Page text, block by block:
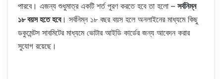
পারবে। এজন্য শুধুমাত্র একটি শর্ত পূরণ করতে হবে তা হলো – সর্বনিম্ন
১৮ বয়স হতে হবে। সর্বনিম্ন ১৮ বছর বয়স হলে অনলাইনের মাধ্যমে কিছু
ডকুমেন্টস সাবমিটের মাধ্যমে ভোটার আইডি কার্ডের জন্য আবেদন করার
সুযোগ রয়েছে।